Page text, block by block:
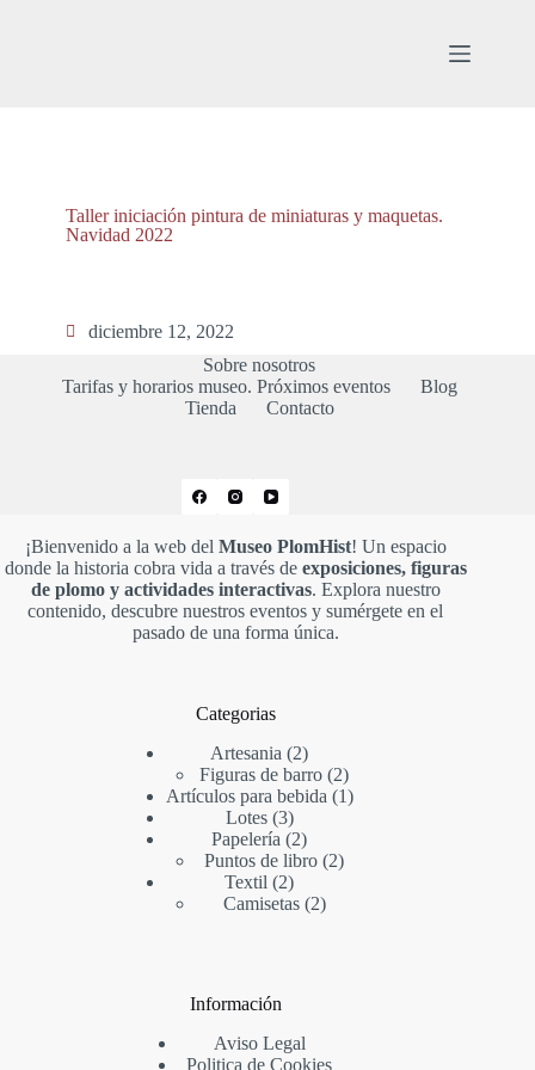
Taller iniciación pintura de miniaturas y maquetas.
Navidad 2022
diciembre 12, 2022
Sobre nosotros
Tarifas y horarios museo. Próximos eventos
Blog
Tienda
Contacto
¡Bienvenido a la web del Museo PlomHist! Un espacio
donde la historia cobra vida a través de exposiciones, figuras
de plomo y actividades interactivas. Explora nuestro
contenido, descubre nuestros eventos y sumérgete en el
pasado de una forma única.
Categorias
Artesania
2
Figuras de barro 2
Artículos para bebida 1
Lotes 3
Papelería
2
Puntos de libro 2
Textil
2
Camisetas 2
Información
Aviso Legal
Politica de Cookies